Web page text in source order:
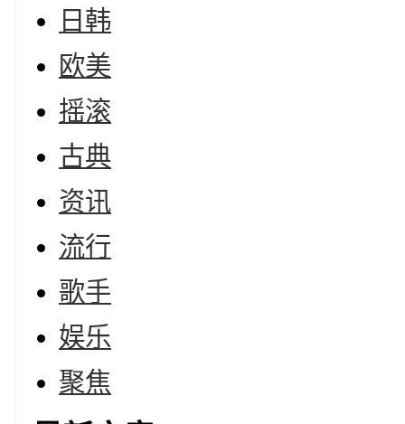
日韩
欧美
摇滚
古典
资讯
流行
歌手
娱乐
聚焦